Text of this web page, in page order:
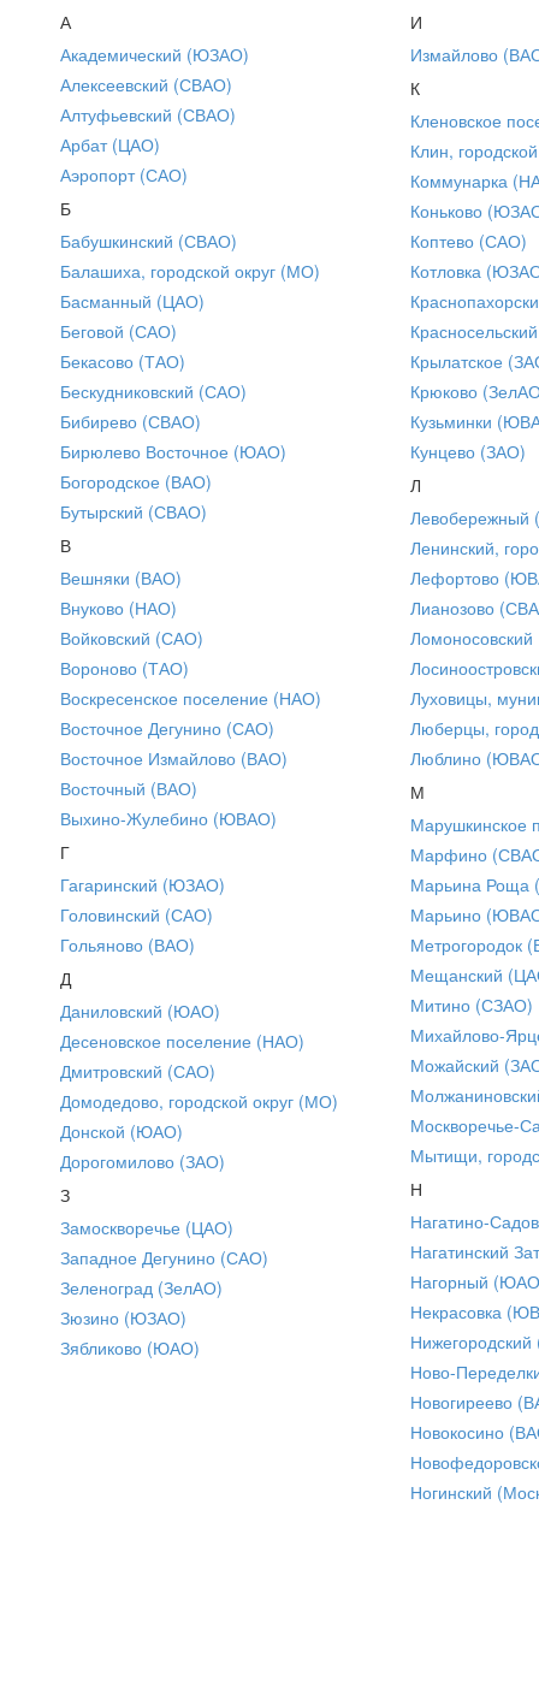
А
Академический (ЮЗАО)
Алексеевский (СВАО)
Алтуфьевский (СВАО)
Арбат (ЦАО)
Аэропорт (САО)
Б
Бабушкинский (СВАО)
Балашиха, городской округ (МО)
Басманный (ЦАО)
Беговой (САО)
Бекасово (ТАО)
Бескудниковский (САО)
Бибирево (СВАО)
Бирюлево Восточное (ЮАО)
Богородское (ВАО)
Бутырский (СВАО)
В
Вешняки (ВАО)
Внуково (НАО)
Войковский (САО)
Вороново (ТАО)
Воскресенское поселение (НАО)
Восточное Дегунино (САО)
Восточное Измайлово (ВАО)
Восточный (ВАО)
Выхино-Жулебино (ЮВАО)
Г
Гагаринский (ЮЗАО)
Головинский (САО)
Гольяново (ВАО)
Д
Даниловский (ЮАО)
Десеновское поселение (НАО)
Дмитровский (САО)
Домодедово, городской округ (МО)
Донской (ЮАО)
Дорогомилово (ЗАО)
З
Замоскворечье (ЦАО)
Западное Дегунино (САО)
Зеленоград (ЗелАО)
Зюзино (ЮЗАО)
Зябликово (ЮАО)
И
Измайлово
К
Кленовское
Клин,
Коммунарка
Коньково
Коптево (САО)
Котловка
Крылатское
Крюково
Кузьминки
Кунцево (ЗАО)
Л
Ленинский,
Лефортово
Лианозово
Луховицы,
Люберцы,
Люблино
М
Марушкинское
Марфино
Марьина Роща
Марьино
Метрогородок
Мещанский
Митино (СЗАО)
Михайлово-
Можайский
Москворечье-
Мытищи,
Н
Нагатино-
Нагатинский
Нагорный
Некрасовка
Ново-
Новогиреево
Новокосино
Ногинский